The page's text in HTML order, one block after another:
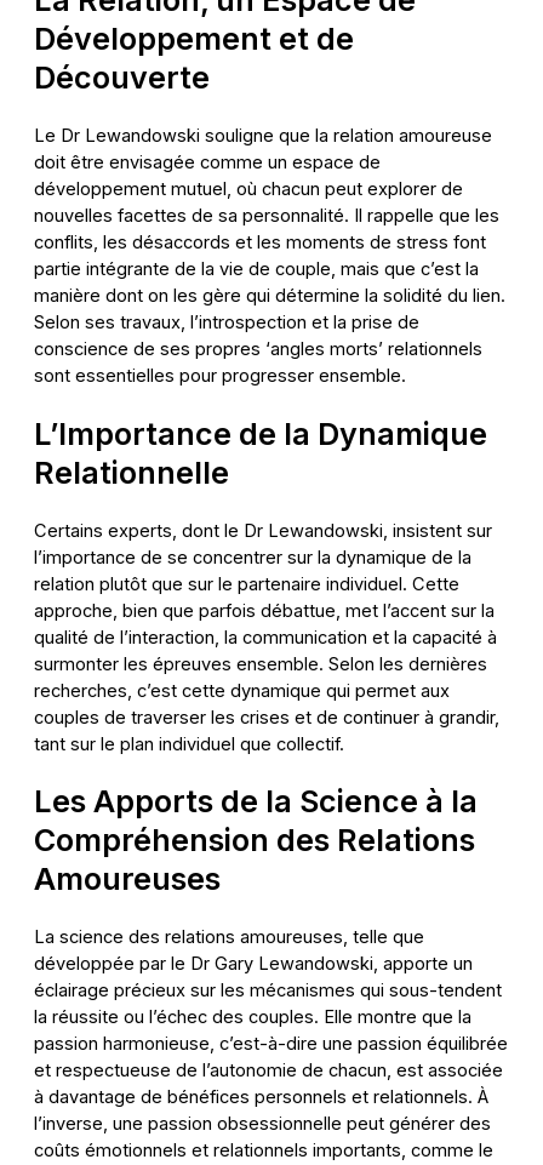
Développement et de
Découverte
Le Dr Lewandowski souligne que la relation amoureuse
doit être envisagée comme un espace de
développement mutuel, où chacun peut explorer de
nouvelles facettes de sa personnalité. Il rappelle que les
conflits, les désaccords et les moments de stress font
partie intégrante de la vie de couple, mais que c’est la
manière dont on les gère qui détermine la solidité du lien.
Selon ses travaux, l’introspection et la prise de
conscience de ses propres ‘angles morts’ relationnels
sont essentielles pour progresser ensemble.
L’Importance de la Dynamique
Relationnelle
Certains experts, dont le Dr Lewandowski, insistent sur
l’importance de se concentrer sur la dynamique de la
relation plutôt que sur le partenaire individuel. Cette
approche, bien que parfois débattue, met l’accent sur la
qualité de l’interaction, la communication et la capacité à
surmonter les épreuves ensemble. Selon les dernières
recherches, c’est cette dynamique qui permet aux
couples de traverser les crises et de continuer à grandir,
tant sur le plan individuel que collectif.
Les Apports de la Science à la
Compréhension des Relations
Amoureuses
La science des relations amoureuses, telle que
développée par le Dr Gary Lewandowski, apporte un
éclairage précieux sur les mécanismes qui sous-tendent
la réussite ou l’échec des couples. Elle montre que la
passion harmonieuse, c’est-à-dire une passion équilibrée
et respectueuse de l’autonomie de chacun, est associée
à davantage de bénéfices personnels et relationnels. À
l’inverse, une passion obsessionnelle peut générer des
coûts émotionnels et relationnels importants, comme le